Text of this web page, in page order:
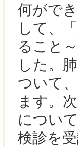
何がで
して、
ること
した。
ついて
ます。
につい
検診を